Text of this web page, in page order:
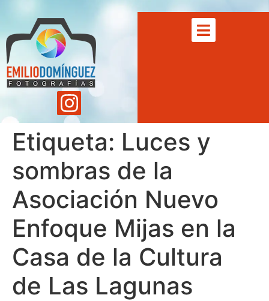
Etiqueta: Luces y
sombras de la
Asociación Nuevo
Enfoque Mijas en la
Casa de la Cultura
de Las Lagunas